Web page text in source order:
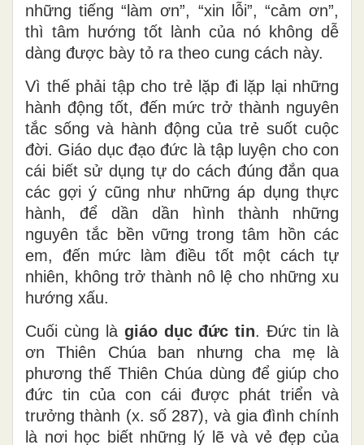
những tiếng “làm ơn”, “xin lỗi”, “cảm ơn”,
thì tâm hướng tốt lành của nó không dễ
dàng được bày tỏ ra theo cung cách này.
Vì thế phải tập cho trẻ lặp đi lặp lại những
hành động tốt, đến mức trở thành nguyên
tắc sống và hành động của trẻ suốt cuộc
đời. Giáo dục đạo đức là tập luyện cho con
cái biết sử dụng tự do cách đúng đắn qua
các gợi ý cũng như những áp dụng thực
hành, để dần dần hình thành những
nguyên tắc bền vững trong tâm hồn các
em, đến mức làm điều tốt một cách tự
nhiên, không trở thành nô lệ cho những xu
hướng xấu.
Cuối cùng là giáo dục đức tin. Đức tin là
ơn Thiên Chúa ban nhưng cha mẹ là
phương thế Thiên Chúa dùng để giúp cho
đức tin của con cái được phát triển và
trưởng thành (x. số 287), và gia đình chính
là nơi học biết những lý lẽ và vẻ đẹp của